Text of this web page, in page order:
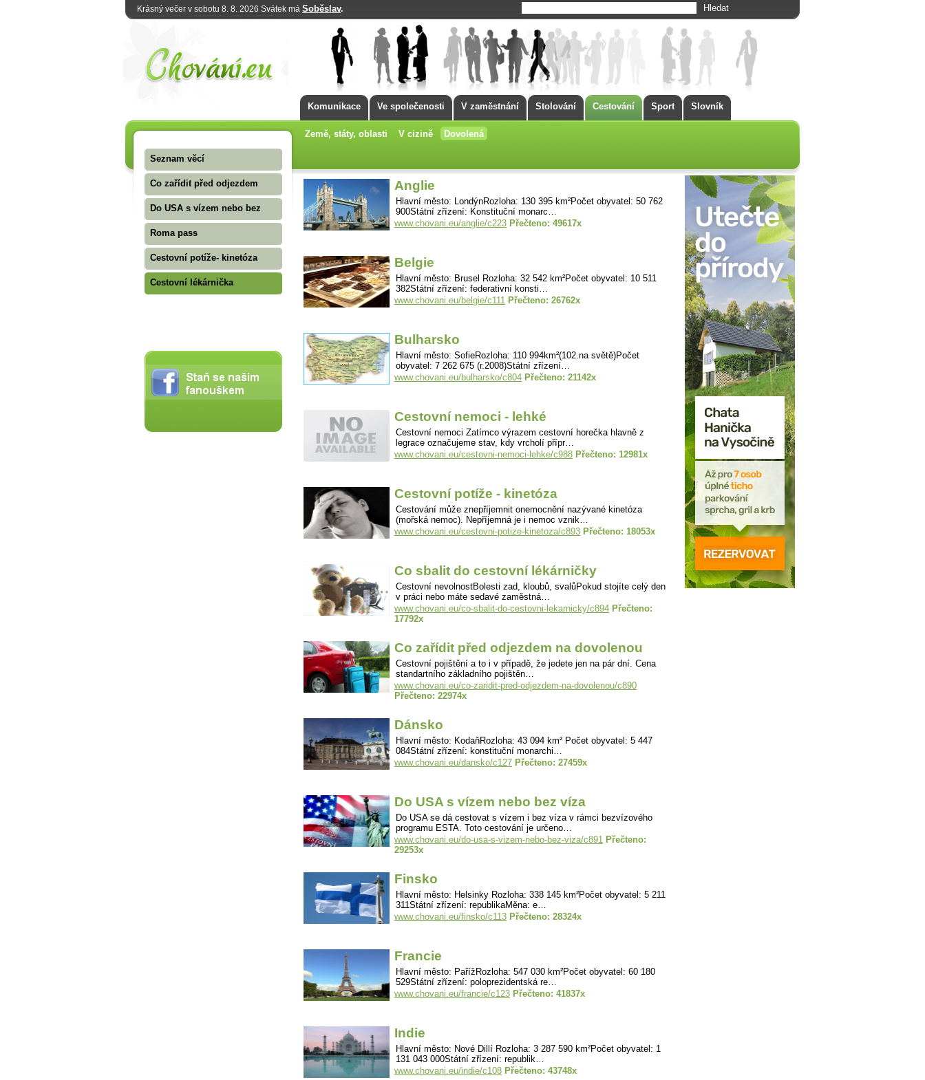
Krásný večer v sobotu 8. 8. 2026 Svátek má Soběslav.
Komunikace Ve společenosti V zaměstnání Stolování Cestování Sport Slovník
Země, státy, oblasti V cizině Dovolená
Seznam věcí
Co zařídit před odjezdem
Do USA s vízem nebo bez
Roma pass
Cestovní potíže- kinetóza
Cestovní lékárnička
Anglie
Hlavní město: LondýnRozloha: 130 395 km²Počet obyvatel: 50 762
900Státní zřízení: Konstituční monarc…
www.chovani.eu/anglie/c223 Přečteno: 49617x
Belgie
Hlavní město: Brusel Rozloha: 32 542 km²Počet obyvatel: 10 511
382Státní zřízení: federativní konsti…
www.chovani.eu/belgie/c111 Přečteno: 26762x
Bulharsko
Hlavní město: SofieRozloha: 110 994km²(102.na světě)Počet
obyvatel: 7 262 675 (r.2008)Státní zřízení…
www.chovani.eu/bulharsko/c804 Přečteno: 21142x
Cestovní nemoci - lehké
Cestovní nemoci Zatímco výrazem cestovní horečka hlavně z
legrace označujeme stav, kdy vrcholí přípr…
www.chovani.eu/cestovni-nemoci-lehke/c988 Přečteno: 12981x
Cestovní potíže - kinetóza
Cestování může znepříjemnit onemocnění nazývané kinetóza
(mořská nemoc). Nepříjemná je i nemoc vznik…
www.chovani.eu/cestovni-potize-kinetoza/c893 Přečteno: 18053x
Co sbalit do cestovní lékárničky
Cestovní nevolnostBolesti zad, kloubů, svalůPokud stojíte celý den
v práci nebo máte sedavé zaměstná…
www.chovani.eu/co-sbalit-do-cestovni-lekarnicky/c894 Přečteno:
17792x
Co zařídit před odjezdem na dovolenou
Cestovní pojištění a to i v případě, že jedete jen na pár dní. Cena
standartního základního pojištěn…
www.chovani.eu/co-zaridit-pred-odjezdem-na-dovolenou/c890
Přečteno: 22974x
Dánsko
Hlavní město: KodaňRozloha: 43 094 km² Počet obyvatel: 5 447
084Státní zřízení: konstituční monarchi…
www.chovani.eu/dansko/c127 Přečteno: 27459x
Do USA s vízem nebo bez víza
Do USA se dá cestovat s vízem i bez víza v rámci bezvízového
programu ESTA. Toto cestování je určeno…
www.chovani.eu/do-usa-s-vizem-nebo-bez-viza/c891 Přečteno:
29253x
Finsko
Hlavní město: Helsinky Rozloha: 338 145 km²Počet obyvatel: 5 211
311Státní zřízení: republikaMěna: e…
www.chovani.eu/finsko/c113 Přečteno: 28324x
Francie
Hlavní město: PařížRozloha: 547 030 km²Počet obyvatel: 60 180
529Státní zřízení: poloprezidentská re…
www.chovani.eu/francie/c123 Přečteno: 41837x
Indie
Hlavní město: Nové Dillí Rozloha: 3 287 590 km²Počet obyvatel: 1
131 043 000Státní zřízení: republik…
www.chovani.eu/indie/c108 Přečteno: 43748x